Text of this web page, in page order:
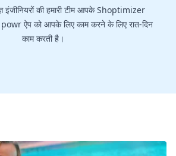
इंजीनियरों की हमारी टीम आपके Shoptimizer
ऐप को आपके लिए काम करने के लिए रात-दिन
काम करती है।